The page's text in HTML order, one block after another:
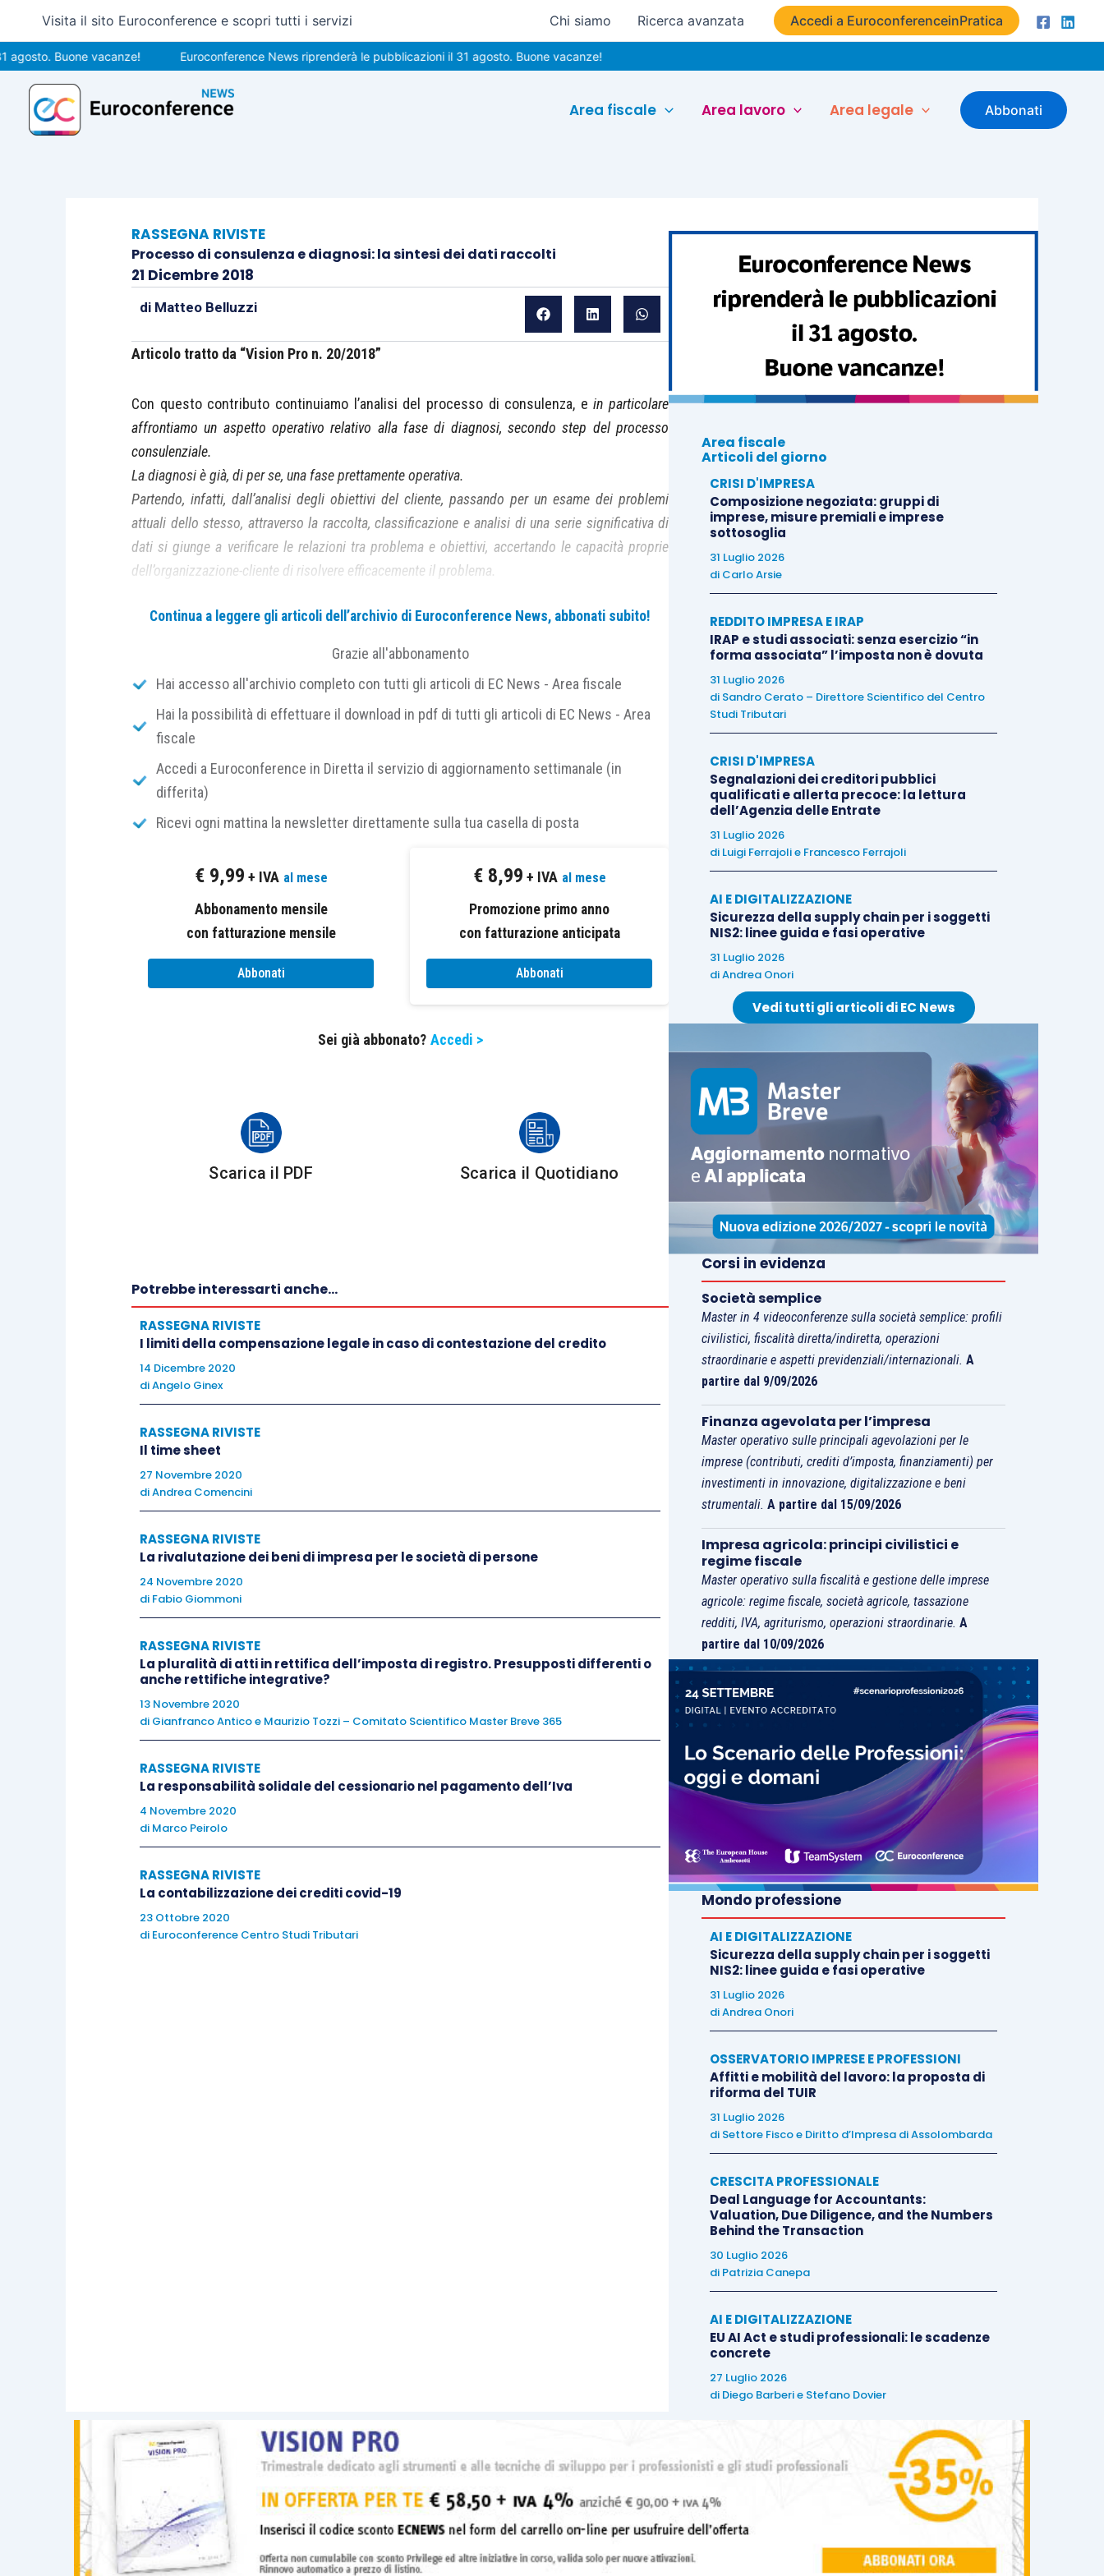
contenuto
Visita il sito Euroconference e scopri tutti i servizi Chi siamo Ricerca avanzata Accedi a EuroconferenceinPratica
Buone vacanze! Euroconference News riprenderà le pubblicazioni il 31 agosto. Buone vacanze!
Area fiscale Area lavoro Area legale Abbonati
RASSEGNA RIVISTE
Processo di consulenza e diagnosi: la sintesi dei dati raccolti
21 Dicembre 2018
di Matteo Belluzzi
Articolo tratto da “Vision Pro n. 20/2018”
Con questo contributo continuiamo l’analisi del processo di consulenza, e in particolare
affrontiamo un aspetto operativo relativo alla fase di diagnosi, secondo step del processo
consulenziale.
La diagnosi è già, di per se, una fase prettamente operativa.
Partendo, infatti, dall’analisi degli obiettivi del cliente, passando per un esame dei problemi
attuali dello stesso, attraverso la raccolta, classificazione e analisi di una serie significativa di
dati si giunge a verificare le relazioni tra problema e obiettivi, accertando le capacità proprie
dell’organizzazione-cliente di risolvere efficacemente il problema.
dati raccolti, analizzare gli stessi e produrre un’efficace sintesi dell’analisi effettuata, utile per la
VISUALIZZA LA COPIAOMAGGIO DELLA RIVISTA >>
Segue il SOMMARIO di “Vision Pro n. 20/2018″
Intervista
“Intervista con il Dott. Corrado Baldini, Presidente dell’Odcec e della Fondazione Dcec di
“Professionista? Sì, grazie. Ma anche imprenditore, manager e coach” di Claudio Rorato
Sviluppo personale del professionista
“La comunicazione non verbale e il metalinguaggio: alcuni spunti di riflessione per i
di Andrea Cecchetto
“Processo di consulenza e diagnosi: la sintesi dei dati raccolti”di Matteo Belluzzi
“Lo studio professionale come spazio di accoglienza del cliente: la forza del setting e il
“La gestione del cliente da parte del giovane professionista”di Gerardo Rizzo
Bodei e Massimo Pezzini
“Partire dal perché, Come tutti i grandi leader sanno ispirare collaboratori e clienti”
Simon Sinek
Continua a leggere gli articoli dell’archivio di Euroconference News, abbonati subito!
Grazie all'abbonamento
Hai accesso all'archivio completo con tutti gli articoli di EC News - Area fiscale
Hai la possibilità di effettuare il download in pdf di tutti gli articoli di EC News - Area
fiscale
Accedi a Euroconference in Diretta il servizio di aggiornamento settimanale (in
differita)
Ricevi ogni mattina la newsletter direttamente sulla tua casella di posta
€ 9,99 + IVA al mese
Abbonamento mensile
con fatturazione mensile
Abbonati
€ 8,99 + IVA al mese
Promozione primo anno
con fatturazione anticipata
Abbonati
Sei già abbonato? Accedi >
Scarica il PDF Scarica il Quotidiano
Potrebbe interessarti anche...
RASSEGNA RIVISTE
I limiti della compensazione legale in caso di contestazione del credito
14 Dicembre 2020
diAngelo Ginex
RASSEGNA RIVISTE
Il time sheet
27 Novembre 2020
diAndrea Comencini
RASSEGNA RIVISTE
La rivalutazione dei beni di impresa per le società di persone
24 Novembre 2020
di Fabio Giommoni
RASSEGNA RIVISTE
La pluralità di atti in rettifica dell’imposta di registro. Presupposti differenti o
anche rettifiche integrative?
13 Novembre 2020
di Gianfranco Anticoe Maurizio Tozzi – Comitato Scientifico Master Breve 365
RASSEGNA RIVISTE
La responsabilità solidale del cessionario nel pagamento dell’Iva
4 Novembre 2020
di Marco Peirolo
RASSEGNA RIVISTE
La contabilizzazione dei crediti covid-19
23 Ottobre 2020
di Euroconference Centro Studi Tributari
Area fiscale
Articoli del giorno
CRISI D'IMPRESA
Composizione negoziata: gruppi di
imprese, misure premiali e imprese
sottosoglia
31 Luglio 2026
di Carlo Arsie
REDDITO IMPRESA E IRAP
IRAP e studi associati: senza esercizio “in
forma associata” l’imposta non è dovuta
31 Luglio 2026
di Sandro Cerato – Direttore Scientifico del Centro
Studi Tributari
CRISI D'IMPRESA
Segnalazioni dei creditori pubblici
qualificati e allerta precoce: la lettura
dell’Agenzia delle Entrate
31 Luglio 2026
di Luigi Ferrajolie Francesco Ferrajoli
AI E DIGITALIZZAZIONE
Sicurezza della supply chain per i soggetti
NIS2: linee guida e fasi operative
31 Luglio 2026
diAndrea Onori
Vedi tutti gli articoli di EC News
Corsi in evidenza
Società semplice
Master in 4 videoconferenze sulla società semplice: profili
civilistici, fiscalità diretta/indiretta, operazioni
straordinarie e aspetti previdenziali/internazionali.A
partire dal 9/09/2026
Finanza agevolata per l’impresa
Master operativo sulle principali agevolazioni per le
imprese (contributi, crediti d’imposta, finanziamenti) per
investimenti in innovazione, digitalizzazione e beni
strumentali. A partire dal 15/09/2026
Impresa agricola: principi civilistici e
regime fiscale
Master operativo sulla fiscalità e gestione delle imprese
agricole: regime fiscale, società agricole, tassazione
redditi, IVA, agriturismo, operazioni straordinarie.A
partire dal 10/09/2026
Mondo professione
AI E DIGITALIZZAZIONE
Sicurezza della supply chain per i soggetti
NIS2: linee guida e fasi operative
31 Luglio 2026
diAndrea Onori
OSSERVATORIO IMPRESE E PROFESSIONI
Affitti e mobilità del lavoro: la proposta di
riforma del TUIR
31 Luglio 2026
di Settore Fisco e Diritto d’Impresa di Assolombarda
CRESCITA PROFESSIONALE
Deal Language for Accountants:
Valuation, Due Diligence, and the Numbers
Behind the Transaction
30 Luglio 2026
di Patrizia Canepa
AI E DIGITALIZZAZIONE
EU AI Act e studi professionali: le scadenze
concrete
27 Luglio 2026
di Diego Barberie Stefano Dovier